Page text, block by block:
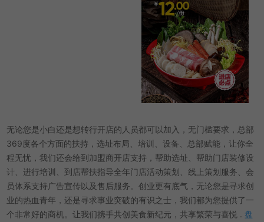
无论您是小白还是想转行开店的人员都可以加入，无门槛要求，总部
369度各个方面的扶持，选址布局、培训、设备、总部赋能，让你全
程无忧，我们还会给到加盟商开店支持，帮助选址、帮助门店装修设
计、进行培训、到店帮扶指导全年门店活动策划、线上策划服务、会
员体系支持广告宣传以及售后服务。创业更有底气，无论您是寻求创
业的热血青年，还是寻求事业突破的有识之士，我们都为您提供了一
个非常好的商机。让我们携手共创美食新纪元，共享繁荣与喜悦 . 盘